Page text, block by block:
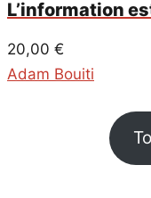
L’information
20,00 €
Adam Bouiti